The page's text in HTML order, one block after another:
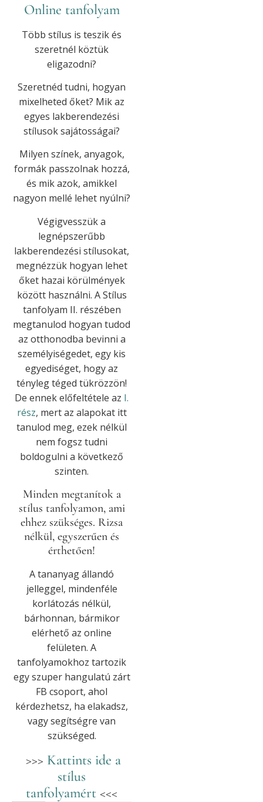
Online tanfolyam
Több stílus is teszik és
szeretnél köztük
eligazodni?
Szeretnéd tudni, hogyan
mixelheted őket? Mik az
egyes lakberendezési
stílusok sajátosságai?
Milyen színek, anyagok,
formák passzolnak hozzá,
és mik azok, amikkel
nagyon mellé lehet nyúlni?
Végigvesszük a
legnépszerűbb
lakberendezési stílusokat,
megnézzük hogyan lehet
őket hazai körülmények
között használni. A Stílus
tanfolyam II. részében
megtanulod hogyan tudod
az otthonodba bevinni a
személyiségedet, egy kis
egyediséget, hogy az
tényleg téged tükrözzön!
De ennek előfeltétele az I.
rész, mert az alapokat itt
tanulod meg, ezek nélkül
nem fogsz tudni
boldogulni a következő
szinten.
Minden megtanítok a
stílus tanfolyamon, ami
ehhez szükséges. Rizsa
nélkül, egyszerűen és
érthetően!
A tananyag állandó
jelleggel, mindenféle
korlátozás nélkül,
bárhonnan, bármikor
elérhető az online
felületen. A
tanfolyamokhoz tartozik
egy szuper hangulatú zárt
FB csoport, ahol
kérdezhetsz, ha elakadsz,
vagy segítségre van
szükséged.
>>> Kattints ide a
stílus
tanfolyamért <<<